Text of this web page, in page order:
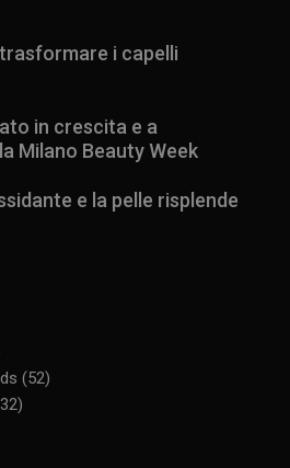
i capelli
in crescita e a
Milano Beauty Week
e la pelle risplende
(52)